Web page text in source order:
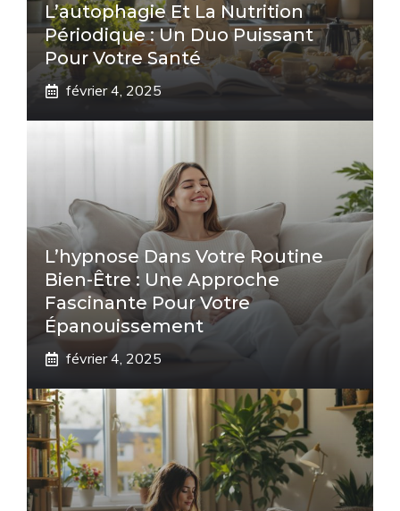
L’autophagie Et La Nutrition
Périodique : Un Duo Puissant
Pour Votre Santé
février 4, 2025
L’hypnose Dans Votre Routine
Bien-Être : Une Approche
Fascinante Pour Votre
Épanouissement
février 4, 2025